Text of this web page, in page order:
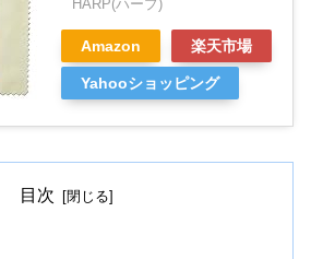
HARP(ハープ)
Amazon 楽天市場
Yahooショッピング
目次